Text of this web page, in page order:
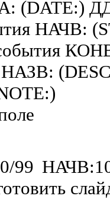
(DATE:)
НАЧВ:
НАЗВ:
99